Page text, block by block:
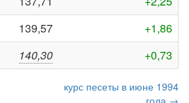
139,57
+1,86
140,30 +0,73
курс песеты в июне 1994
года →